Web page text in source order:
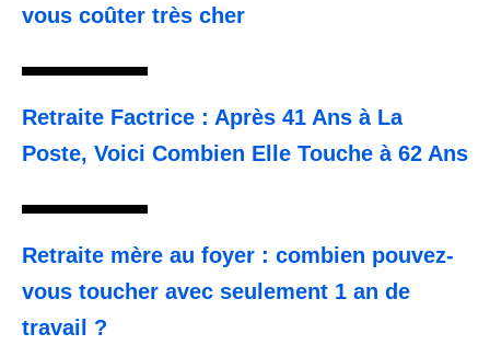
vous coûter très cher
Retraite Factrice : Après 41 Ans à La
Poste, Voici Combien Elle Touche à 62 Ans
Retraite mère au foyer : combien pouvez-
vous toucher avec seulement 1 an de
travail ?